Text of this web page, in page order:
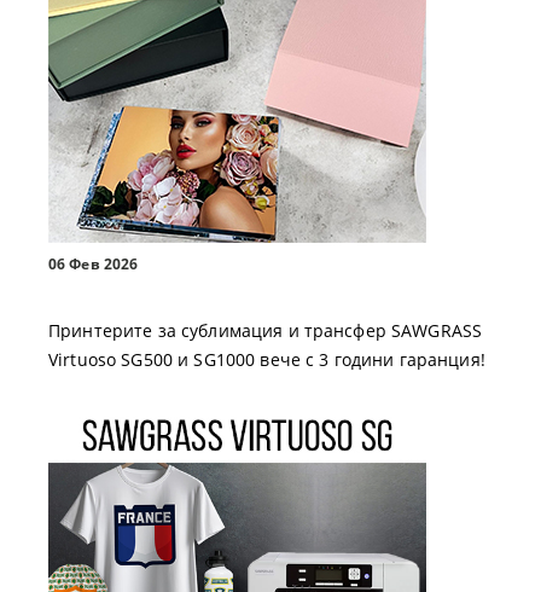
06 Фев 2026
Принтерите за сублимация и трансфер SAWGRASS
Virtuoso SG500 и SG1000 вече с 3 години гаранция!